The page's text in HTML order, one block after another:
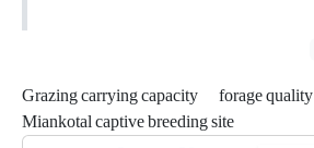
Grazing carrying capacity forage quality
Miankotal captive breeding site